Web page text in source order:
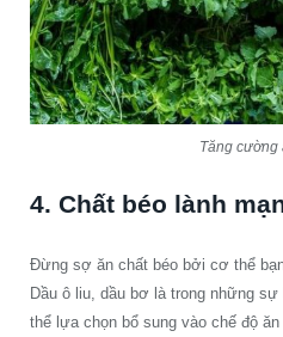
Tăng cường
4. Chất béo lành
Đừng sợ ăn chất béo bởi cơ thể
Dầu ô liu, dầu bơ là trong những
thể lựa chọn bổ sung vào chế độ